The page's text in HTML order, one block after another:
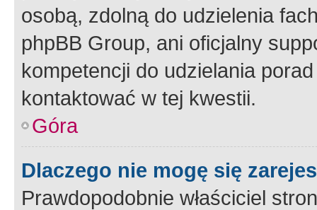
osobą, zdolną do udzielenia
phpBB Group, ani oficjalny
kompetencji do udzielania
kontaktować w tej kwestii.
Góra
Dlaczego nie mogę się
Prawdopodobnie właściciel